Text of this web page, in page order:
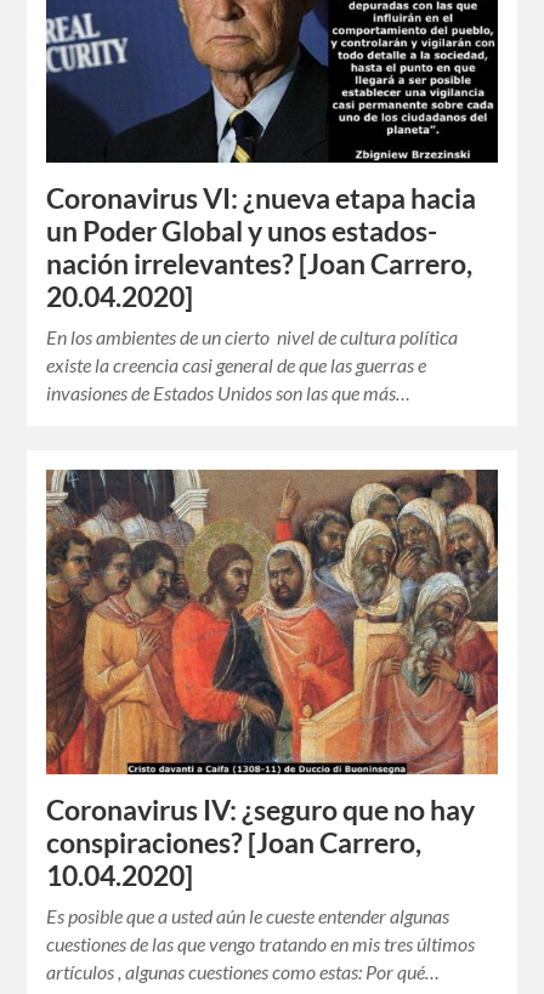
Coronavirus VI: ¿nueva etapa hacia
un Poder Global y unos estados-
nación irrelevantes? [Joan Carrero,
20.04.2020]
En los ambientes de un cierto nivel de cultura política
existe la creencia casi general de que las guerras e
invasiones de Estados Unidos son las que más…
Coronavirus IV: ¿seguro que no hay
conspiraciones? [Joan Carrero,
10.04.2020]
Es posible que a usted aún le cueste entender algunas
cuestiones de las que vengo tratando en mis tres últimos
artículos , algunas cuestiones como estas: Por qué…